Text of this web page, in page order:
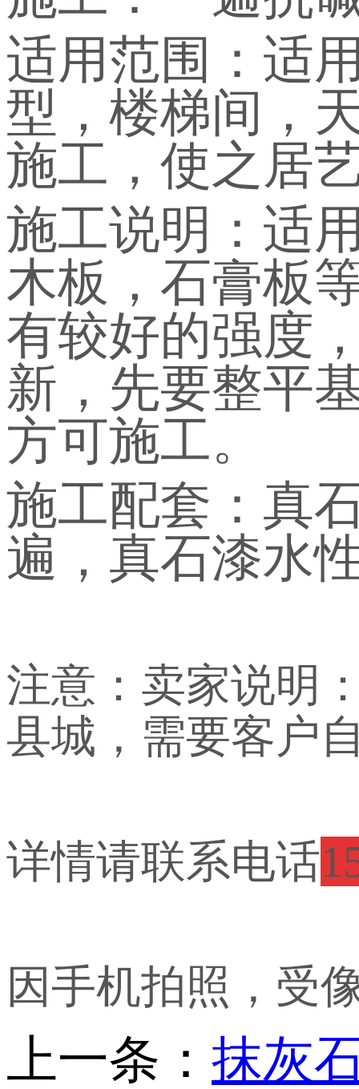
适用范围：适
型，楼梯间，
施工，使之居
施工说明：适
木板，石膏板
有较好的强度
新，先要整平
方可施工。
施工配套：真
遍，真石漆水
注意：卖家说明
县城，需要客户
详情请联系电话
因手机拍照，受
上一条： 抹灰